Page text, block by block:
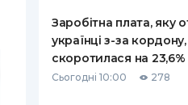
Заробітна плата, яку
українці з-за кордону,
скоротилася на
Сьогодні 10:00 278